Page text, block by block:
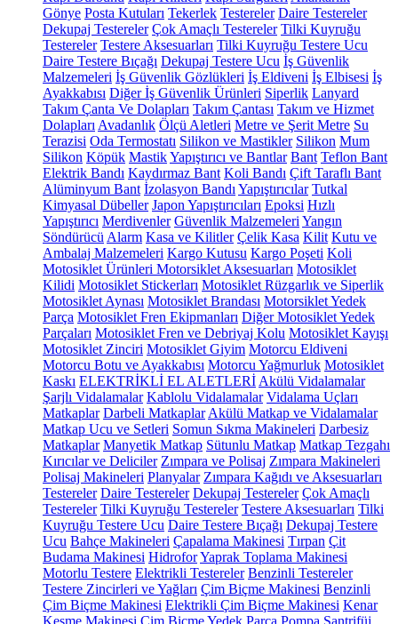
Gönye Posta Kutuları Tekerlek Testereler Daire Testereler
Dekupaj Testereler Çok Amaçlı Testereler Tilki Kuyruğu
Testereler Testere Aksesuarları Tilki Kuyruğu Testere Ucu
Daire Testere Bıçağı Dekupaj Testere Ucu İş Güvenlik
Malzemeleri İş Güvenlik Gözlükleri İş Eldiveni İş Elbisesi İş
Ayakkabısı Diğer İş Güvenlik Ürünleri Siperlik Lanyard
Takım Çanta Ve Dolapları Takım Çantası Takım ve Hizmet
Dolapları Avadanlık Ölçü Aletleri Metre ve Şerit Metre Su
Terazisi Oda Termostatı Silikon ve Mastikler Silikon Mum
Silikon Köpük MastikYapıştırıcı ve Bantlar Bant Teflon Bant
Elektrik Bandı Kaydırmaz Bant Koli Bandı Çift Taraflı Bant
Alüminyum Bant İzolasyon Bandı Yapıştırıcılar Tutkal
Kimyasal Dübeller Japon Yapıştırıcıları Epoksi Hızlı
Yapıştırıcı Merdivenler Güvenlik Malzemeleri Yangın
Söndürücü Alarm Kasa ve Kilitler Çelik Kasa Kilit Kutu ve
Ambalaj Malzemeleri Kargo Kutusu Kargo Poşeti Koli
Motosiklet Ürünleri Motorsiklet Aksesuarları Motosiklet
Kilidi Motosiklet Stickerları Motosiklet Rüzgarlık ve Siperlik
Motosiklet Aynası Motosiklet Brandası Motorsiklet Yedek
Parça Motosiklet Fren Ekipmanları Diğer Motosiklet Yedek
Parçaları Motosiklet Fren ve Debriyaj Kolu Motosiklet Kayışı
Motosiklet Zinciri Motosiklet Giyim Motorcu Eldiveni
Motorcu Botu ve Ayakkabısı Motorcu Yağmurluk Motosiklet
Kaskı ELEKTRİKLİ EL ALETLERİ Akülü Vidalamalar
Şarjlı Vidalamalar Kablolu Vidalamalar Vidalama Uçları
Matkaplar Darbeli Matkaplar Akülü Matkap ve Vidalamalar
Matkap Ucu ve Setleri Somun Sıkma Makineleri Darbesiz
Matkaplar Manyetik Matkap Sütunlu Matkap Matkap Tezgahı
Kırıcılar ve Deliciler Zımpara ve Polisaj Zımpara Makineleri
Polisaj Makineleri Planyalar Zımpara Kağıdı ve Aksesuarları
Testereler Daire Testereler Dekupaj Testereler Çok Amaçlı
Testereler Tilki Kuyruğu Testereler Testere Aksesuarları Tilki
Kuyruğu Testere Ucu Daire Testere Bıçağı Dekupaj Testere
Ucu Bahçe Makineleri Çapalama Makinesi Tırpan Çit
Budama Makinesi HidroforYaprak Toplama Makinesi
Motorlu Testere Elektrikli Testereler Benzinli Testereler
Testere Zincirleri ve Yağları Çim Biçme Makinesi Benzinli
Çim Biçme Makinesi Elektrikli Çim Biçme Makinesi Kenar
Kesme Makinesi Çim Biçme Yedek Parça Pompa Santrifüj